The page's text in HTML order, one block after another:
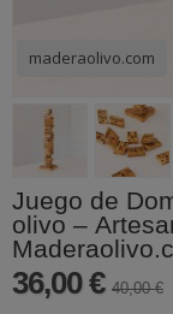
maderaolivo.com
Juego de
olivo –
36,00 € 40,00 €